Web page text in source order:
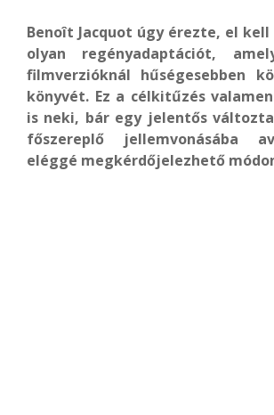
Benoît Jacquot úgy érezte, el
olyan regényadaptációt,
filmverzióknál hűségesebben
könyvét. Ez a célkitűzés
is neki, bár egy jelentős
főszereplő jellemvonásába
eléggé megkérdőjelezhető